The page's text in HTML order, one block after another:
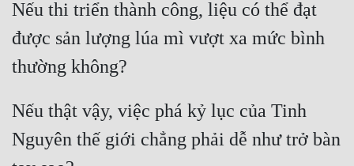
Hệ Thống
Học Đường
Khoa Huyễn
Khoa Huyễn Không Gian
Kinh Dị
Nếu thi triển thành công, liệu có thể đạt
được sản lượng lúa mì vượt xa mức bình
Nếu thật vậy, việc phá kỷ lục của Tinh
Nguyên thế giới chẳng phải dễ như trở bàn